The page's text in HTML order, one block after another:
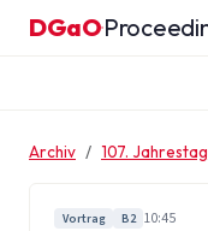
Zum Inhalt springen
DGaO·
Archiv 107.
Vortrag B2 10:45